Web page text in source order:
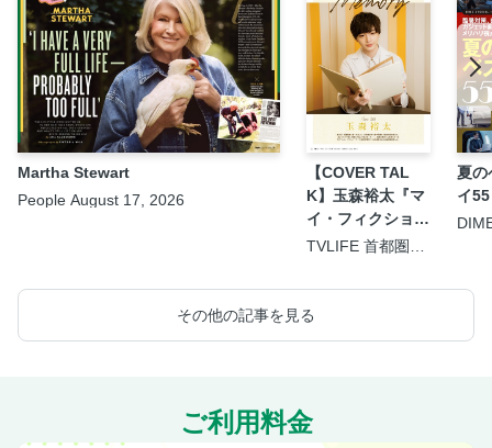
Martha Stewart
People August 17, 2026
【COVER TAL
K】玉森裕太『マ
イ・フィクショ
ン』
TVLIFE 首都圏版
夏の
イ55
その他の記事を見る
ご利用料金